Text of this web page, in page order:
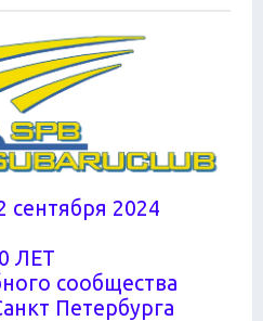
2024
ЛЕТ
сообщества
Петербурга